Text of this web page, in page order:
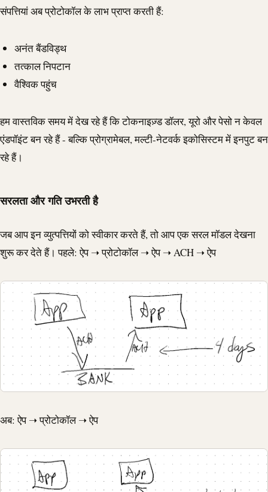
संपत्तियां अब प्रोटोकॉल के लाभ प्राप्त करती हैं:
अनंत बैंडविड्थ
तत्काल निपटान
वैश्विक पहुंच
हम वास्तविक समय में देख रहे हैं कि टोकनाइज़्ड डॉलर, यूरो और पेसो न केवल
एंडपॉइंट बन रहे हैं - बल्कि प्रोग्रामेबल, मल्टी-नेटवर्क इकोसिस्टम में इनपुट बन
रहे हैं।
सरलता और गति उभरती है
जब आप इन व्युत्पत्तियों को स्वीकार करते हैं, तो आप एक सरल मॉडल देखना
शुरू कर देते हैं। पहले: ऐप ➝ प्रोटोकॉल ➝ ऐप ➝ACH ➝ ऐप
अब: ऐप ➝ प्रोटोकॉल ➝ ऐप